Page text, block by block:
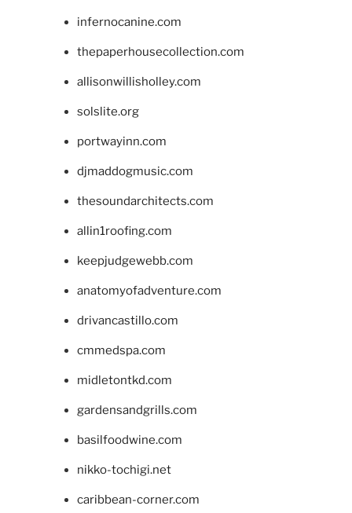
infernocanine.com
thepaperhousecollection.com
allisonwillisholley.com
solslite.org
portwayinn.com
djmaddogmusic.com
thesoundarchitects.com
allin1roofing.com
keepjudgewebb.com
anatomyofadventure.com
drivancastillo.com
cmmedspa.com
midletontkd.com
gardensandgrills.com
basilfoodwine.com
nikko-tochigi.net
caribbean-corner.com